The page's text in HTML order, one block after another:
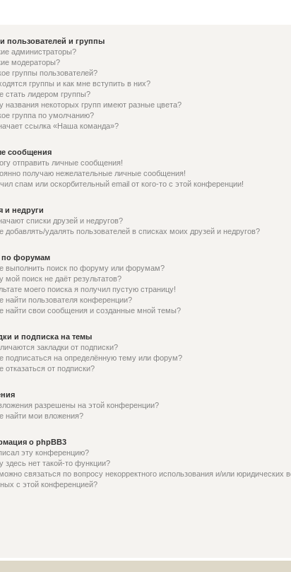
пользователей и группы
администраторы?
модераторы?
группы пользователей?
группы и как мне вступить в них?
стать лидером группы?
названия некоторых групп имеют разные цвета?
группа по умолчанию?
ссылка «Наша команда»?
сообщения
отправить личные сообщения!
получаю нежелательные личные сообщения!
спам или оскорбительный email от кого-то с этой конференции!
и недруги
списки друзей и недругов?
добавлять/удалять пользователей в списках моих друзей и недругов?
по форумам
выполнить поиск по форуму или форумам?
мой поиск не даёт результатов?
моего поиска я получил пустую страницу!
найти пользователя конференции?
найти свои сообщения и созданные мной темы?
и подписка на темы
закладки от подписки?
подписаться на определённую тему или форум?
отказаться от подписки?
разрешены на этой конференции?
найти мои вложения?
о phpBB3
эту конференцию?
здесь нет такой-то функции?
связаться по вопросу некорректного использования и/или юридических
с этой конференцией?